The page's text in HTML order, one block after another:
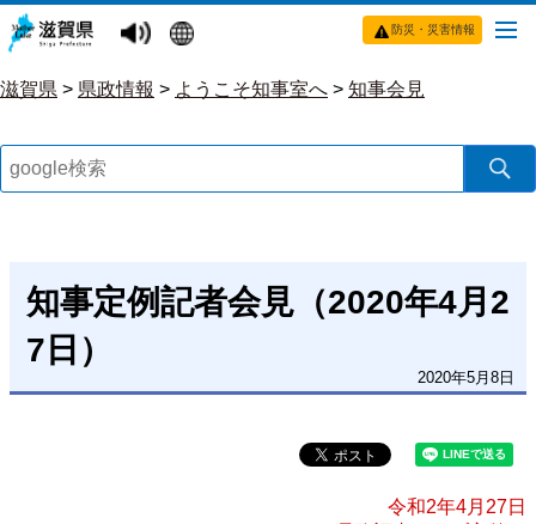
防災・災害情報
滋賀県 > 県政情報 > ようこそ知事室へ > 知事会見
知事定例記者会見（2020年4月2
7日）
2020年5月8日
令和2年4月27日